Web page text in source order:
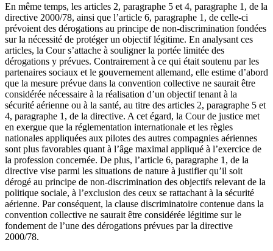
En même temps, les articles 2, paragraphe 5 et 4, paragraphe 1, de la
directive 2000/78, ainsi que l’article 6, paragraphe 1, de celle-ci
prévoient des dérogations au principe de non-discrimination fondées
sur la nécessité de protéger un objectif légitime. En analysant ces
articles, la Cour s’attache à souligner la portée limitée des
dérogations y prévues. Contrairement à ce qui était soutenu par les
partenaires sociaux et le gouvernement allemand, elle estime d’abord
que la mesure prévue dans la convention collective ne saurait être
considérée nécessaire à la réalisation d’un objectif tenant à la
sécurité aérienne ou à la santé, au titre des articles 2, paragraphe 5 et
4, paragraphe 1, de la directive. A cet égard, la Cour de justice met
en exergue que la réglementation internationale et les règles
nationales appliquées aux pilotes des autres compagnies aériennes
sont plus favorables quant à l’âge maximal appliqué à l’exercice de
la profession concernée. De plus, l’article 6, paragraphe 1, de la
directive vise parmi les situations de nature à justifier qu’il soit
dérogé au principe de non-discrimination des objectifs relevant de la
politique sociale, à l’exclusion des ceux se rattachant à la sécurité
aérienne. Par conséquent, la clause discriminatoire contenue dans la
convention collective ne saurait être considérée légitime sur le
fondement de l’une des dérogations prévues par la directive
2000/78.